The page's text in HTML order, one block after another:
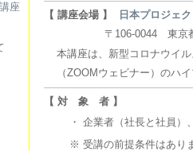
座
【 講座会場 】
日本プロジェ
〒106-0044 東京都港区
本講座は、新型コロナウイ
（ZOOMウェビナー）のハ
【 対 象 者 】
・ 企業者（社長と社員）
※ 受講の前提条件はあり